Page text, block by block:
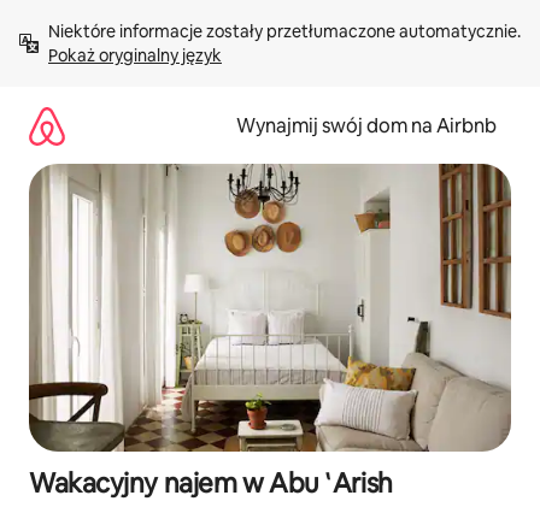
treści Pokaż oryginalny język
Wynajmij swój dom na Airbnb
Wakacyjny najem w Abu ʽArish